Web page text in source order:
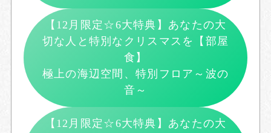
【12月限定☆6大特典】あなたの大
切な人と特別なクリスマスを【部屋
食】
極上の海辺空間、特別フロア～波の
音～
【12月限定☆6大特典】あなたの大